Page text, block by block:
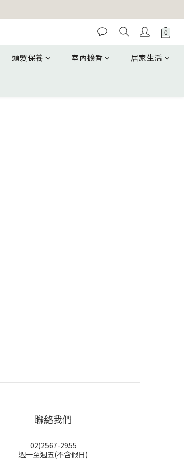
頭髮保養 室內擴香 居家生活
聯絡我們
02)2567-2955
週一至週五(不含假日)